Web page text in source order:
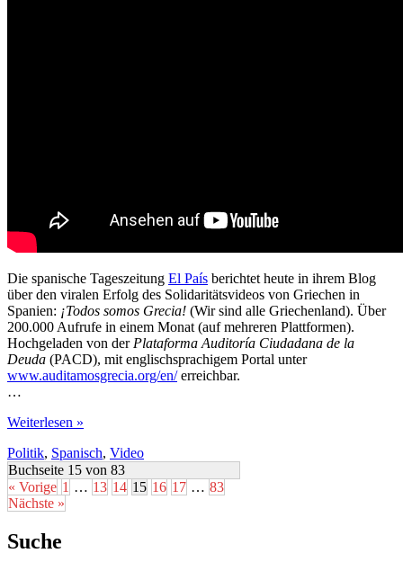
Die spanische Tageszeitung El País berichtet heute in ihrem Blog
über den viralen Erfolg des Solidaritätsvideos von Griechen in
Spanien: ¡Todos somos Grecia! (Wir sind alle Griechenland). Über
200.000 Aufrufe in einem Monat (auf mehreren Plattformen).
Hochgeladen von derPlataforma Auditoría Ciudadana de la
Deuda (PACD), mit englischsprachigem Portal unter
www.auditamosgrecia.org/en/erreichbar.
…
Wir
alle
Griechenland
Weiterlesen »
Politik, Spanisch, Video
Buchseite 15 von 83
« Vorige 1 … 13 14 15 16 17 … 83
Nächste »
Suche